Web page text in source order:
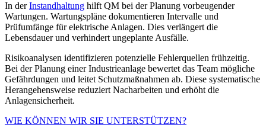
In derInstandhaltung hilft QM bei der Planung vorbeugender
Wartungen. Wartungspläne dokumentieren Intervalle und
Prüfumfänge für elektrische Anlagen. Dies verlängert die
Lebensdauer und verhindert ungeplante Ausfälle.
Risikoanalysen identifizieren potenzielle Fehlerquellen frühzeitig.
Bei der Planung einer Industrieanlage bewertet das Team mögliche
Gefährdungen und leitet Schutzmaßnahmen ab. Diese systematische
Herangehensweise reduziert Nacharbeiten und erhöht die
Anlagensicherheit.
WIE KÖNNEN WIR SIE UNTERSTÜTZEN?